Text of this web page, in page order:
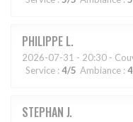
PHILIPPE L
2026-07-31 - 20:30 -
Service : 4/5 Ambiance : 4
STEPHAN J